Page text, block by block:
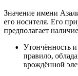
Значение имени
его носителя. Его
предполагает
Утончённость
правило,
врождённой